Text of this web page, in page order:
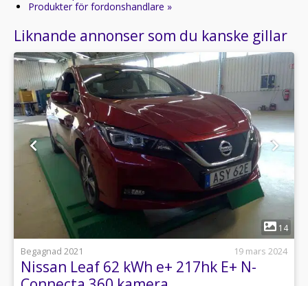
Produkter för fordonshandlare »
Liknande annonser som du kanske gillar
14
Begagnad 2021
19 mars 2024
Nissan Leaf 62 kWh e+ 217hk E+ N-